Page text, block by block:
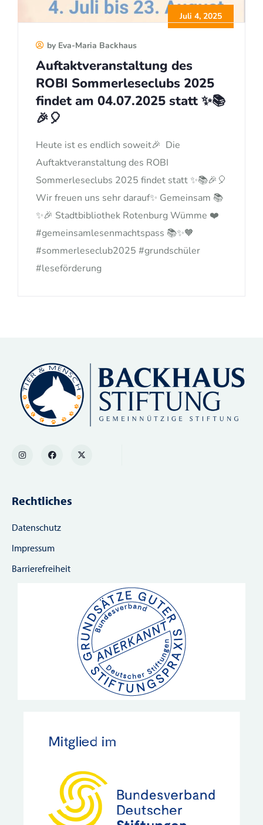
Juli 4, 2025
by Eva-Maria Backhaus
Auftaktveranstaltung des
ROBI Sommerleseclubs 2025
findet am 04.07.2025 statt ✨📚
🎉🎈
Heute ist es endlich soweit🎉 Die
Auftaktveranstaltung des ROBI
Sommerleseclubs 2025 findet statt ✨📚🎉🎈
Wir freuen uns sehr darauf✨ Gemeinsam 📚
✨🎉 Stadtbibliothek Rotenburg Wümme ❤️
#gemeinsamlesenmachtspass 📚✨🧡
#sommerleseclub2025 #grundschüler
#leseförderung
Rechtliches
Datenschutz
Impressum
Barrierefreiheit